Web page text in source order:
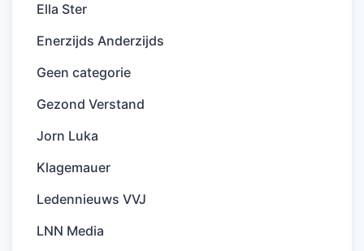
Ella Ster
Enerzijds Anderzijds
Geen categorie
Gezond Verstand
Jorn Luka
Klagemauer
Ledennieuws VVJ
LNN Media